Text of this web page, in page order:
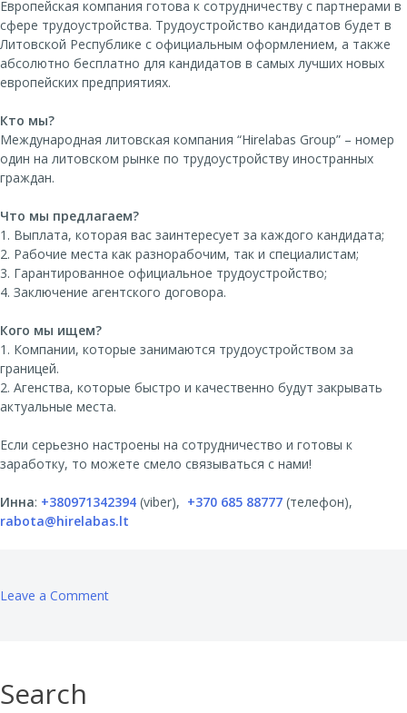
Европейская компания готова к сотрудничеству с партнерами в
сфере трудоустройства. Трудоустройство кандидатов будет в
Литовской Республике с официальным оформлением, а также
абсолютно бесплатно для кандидатов в самых лучших новых
европейских предприятиях.
Кто мы?
Международная литовская компания “Hirelabas Group” – номер
один на литовском рынке по трудоустройству иностранных
граждан.
Что мы предлагаем?
1. Выплата, которая вас заинтересует за каждого кандидата;
2. Рабочие места как разнорабочим, так и специалистам;
3. Гарантированное официальное трудоустройство;
4. Заключение агентского договора.
Кого мы ищем?
1. Компании, которые занимаются трудоустройством за
границей.
2. Агенства, которые быстро и качественно будут закрывать
актуальные места.
Если серьезно настроены на сотрудничество и готовы к
заработку, то можете смело связываться с нами!
Инна: +380971342394 (viber), +370 685 88777 (телефон),
rabota@hirelabas.lt
Leave a Commenton
Search